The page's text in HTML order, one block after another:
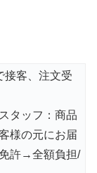
接客、注文受
タッフ：商品
様の元にお届
許→全額負担/